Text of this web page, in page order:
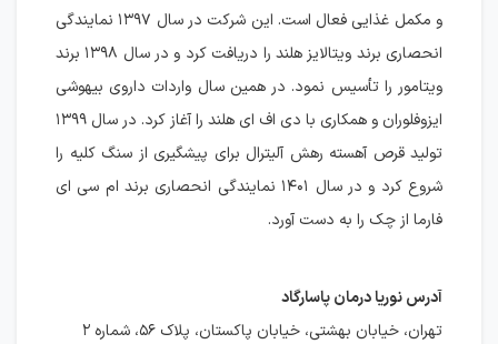
و مکمل غذایی فعال است. این شرکت در سال ۱۳۹۷ نمایندگی
انحصاری برند ویتالایز هلند را دریافت کرد و در سال ۱۳۹۸ برند
ویتامور را تأسیس نمود. در همین سال واردات داروی بیهوشی
ایزوفلوران و همکاری با دی اف ای هلند را آغاز کرد. در سال ۱۳۹۹
تولید قرص آهسته رهش آلیترال برای پیشگیری از سنگ کلیه را
شروع کرد و در سال ۱۴۰۱ نمایندگی انحصاری برند ام سی ای
فارما از چک را به دست آورد.
آدرس نوریا درمان پاسارگاد
تهران، خیابان بهشتی، خیابان پاکستان، پلاک ۵۶، شماره ۲